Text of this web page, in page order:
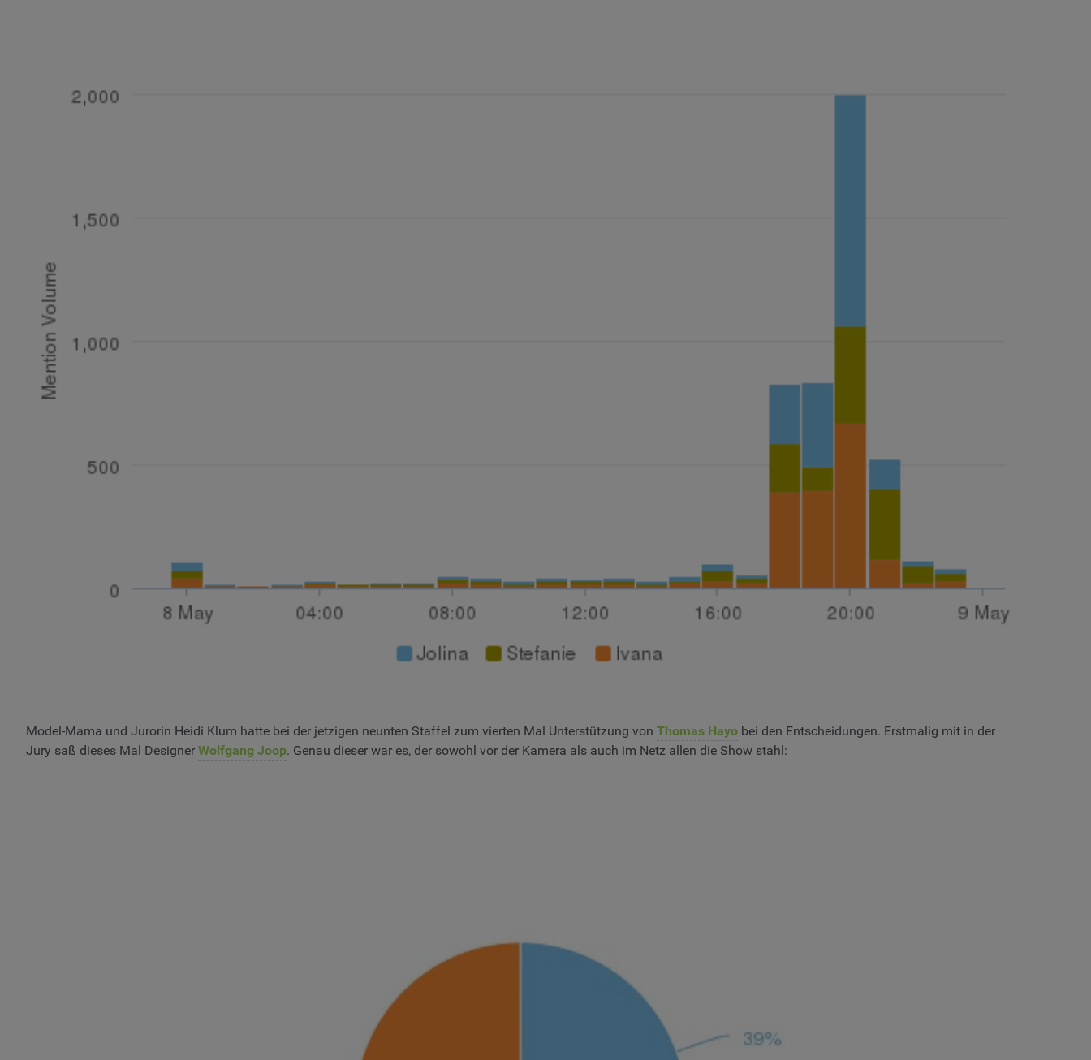
Model-Mama und Jurorin Heidi Klum hatte bei der jetzigen neunten Staffel zum vierten Mal Unterstützung von Thomas Hayo bei den Entscheidungen. Erstmalig mit in der
Jury saß dieses Mal Designer Wolfgang Joop. Genau dieser war es, der sowohl vor der Kamera als auch im Netz allen die Show stahl: